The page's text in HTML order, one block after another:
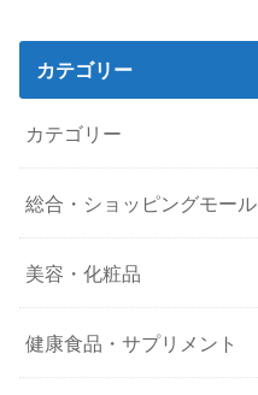
カテゴリー
カテゴリー
総合・ショッピングモール
美容・化粧品
健康食品・サプリメント